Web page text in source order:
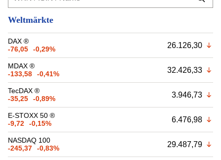
Weltmärkte
DAX ®
-76,05
-0,29% 26.126,30
MDAX ®
-133,58
-0,41% 32.426,33
TecDAX ®
-35,25
-0,89% 3.946,73
E-STOXX 50 ®
-9,72
-0,15% 6.476,98
NASDAQ 100
-245,37
-0,83% 29.487,79